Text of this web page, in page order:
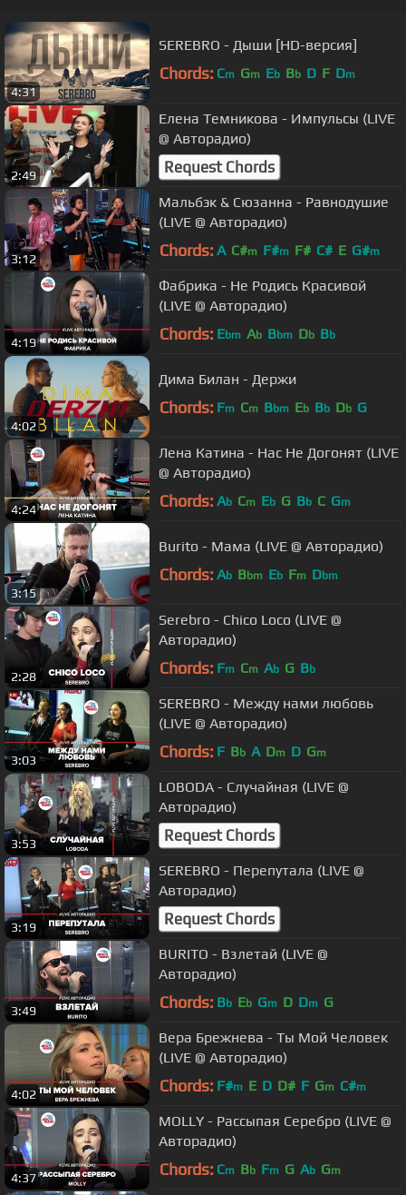
4:31
SEREBRO - Дыши [HD-версия]
Chords: Cm Gm Eb Bb D F Dm
2:49
Елена Темникова - Импульсы (LIVE
@ Авторадио)
Request Chords
3:12
Мальбэк & Сюзанна - Равнодушие
(LIVE @ Авторадио)
Chords: A C#m F#m F# C# E G#m
4:19
Фабрика - Не Родись Красивой
(LIVE @ Авторадио)
Chords: Ebm Ab Bbm Db Bb
4:02
Дима Билан - Держи
Chords: Fm Cm Bbm Eb Bb Db G
4:24
Лена Катина - Нас Не Догонят (LIVE
@ Авторадио)
Chords: Ab Cm Eb G Bb C Gm
3:15
Burito - Мама (LIVE @ Авторадио)
Chords: Ab Bbm Eb Fm Dbm
2:28
Serebro - Сhico Loco (LIVE @
Авторадио)
Chords: Fm Cm Ab G Bb
3:03
SEREBRO - Между нами любовь
(LIVE @ Авторадио)
Chords: F Bb A Dm D Gm
3:53
LOBODA - Случайная (LIVE @
Авторадио)
Request Chords
3:19
SEREBRO - Перепутала (LIVE @
Авторадио)
Request Chords
3:49
BURITO - Взлетай (LIVE @
Авторадио)
Chords: Bb Eb Gm D Dm G
4:02
Вера Брежнева - Ты Мой Человек
(LIVE @ Авторадио)
Chords: F#m E D D# F Gm C#m
4:37
MOLLY - Рассыпая Серебро (LIVE @
Авторадио)
Chords: Cm Bb Fm G Ab Gm